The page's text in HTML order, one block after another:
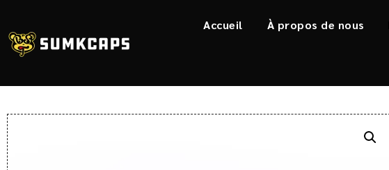
Accueil À propos de nous